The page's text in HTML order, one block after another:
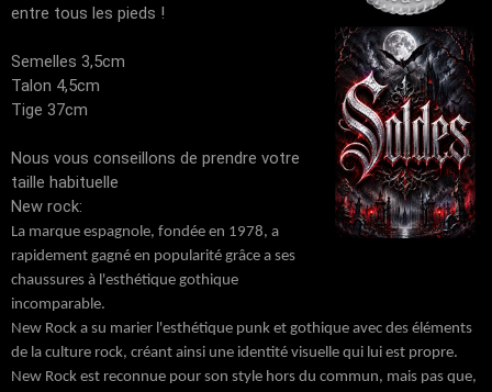
entre tous les pieds !
Semelles 3,5cm
Talon 4,5cm
Tige 37cm
Nous vous conseillons de prendre votre
taille habituelle
New rock:
La marque espagnole, fondée en 1978, a
rapidement gagné en popularité grâce a ses
chaussures à l'esthétique gothique
incomparable.
New Rock a su marier l'esthétique punk et gothique avec des éléments
de la culture rock, créant ainsi une identité visuelle qui lui est propre.
New Rock est reconnue pour son style hors du commun, mais pas que,